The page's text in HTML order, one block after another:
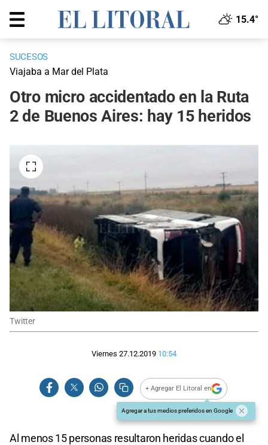
15.4°
SUCESOS
Viajaba a Mar del Plata
Otro micro accidentado en la Ruta
2 de Buenos Aires: hay 15 heridos
Twitter
Viernes 27.12.2019 10:54
+ Agregar El Litoral en
Agregar a tus medios preferidos en Google
Al menos 15 personas resultaron heridas cuando el